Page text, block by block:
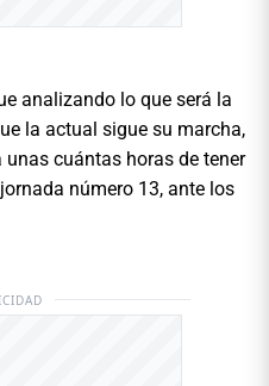
analizando lo que será la
la actual sigue su marcha,
cuántas horas de tener
número 13, ante los